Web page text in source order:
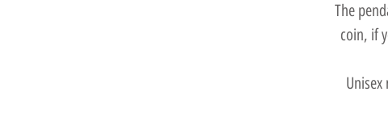
The
coin, if